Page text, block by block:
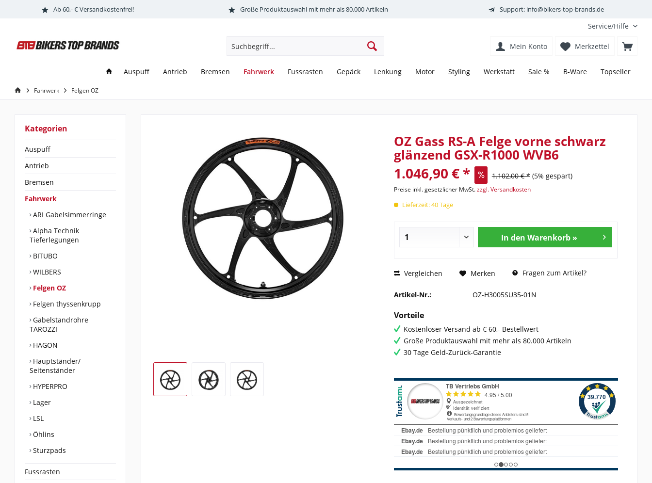
Ab 60,- € Versandkostenfrei! Große Produktauswahl mit mehr als 80.000 Artikeln Support: info@bikers-top-brands.de
Service/Hilfe
Merkzettel
Mein Konto
Auspuff Antrieb Bremsen Fahrwerk Fussrasten Gepäck Lenkung Motor Styling Werkstatt Sale % B-Ware Topseller
Fahrwerk Felgen OZ
Kategorien
Auspuff
Antrieb
Bremsen
Fahrwerk
ARI Gabelsimmerringe
Alpha Technik
Tieferlegungen
BITUBO
WILBERS
Felgen OZ
Felgen thyssenkrupp
Gabelstandrohre
TAROZZI
HAGON
Hauptständer/
Seitenständer
HYPERPRO
Lager
LSL
Öhlins
Sturzpads
Fussrasten
OZ Gass RS-A Felge vorne schwarz
glänzend GSX-R1000 WVB6
1.046,90 € * 1.102,00 € * (5% gespart)
Preise inkl. gesetzlicher MwSt.zzgl. Versandkosten
Lieferzeit: 40 Tage
In den Warenkorb »
Vergleichen Merken Fragen zum Artikel?
Artikel-Nr.: OZ-H3005SU35-01N
Vorteile
Kostenloser Versand ab € 60,- Bestellwert
Große Produktauswahl mit mehr als 80.000 Artikeln
30 Tage Geld-Zurück-Garantie